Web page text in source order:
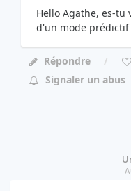
Hello Agathe, es-tu
d'un mode
Répondre
Signaler un abus